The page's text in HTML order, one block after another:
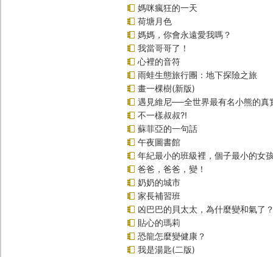
媽咪瘋狂的一天
荷塘月色
媽媽，你會永遠愛我嗎？
我當哥哥了！
心裡的音符
雨蛙生態旅行團：地下探險之旅
畫一棵樹(新版)
遇見維尼──全世界最有名小熊的真
不一樣叔叔?!
蘇菲亞的一句話
午夜圖書館
年紀最小的班級裡，個子最小的女
爸爸，爸爸，變！
奶奶的城市
家長補習班
凶巴巴的貝太太，為什麼變和氣了
貼心的瑪莉
恐龍怎麼變健康？
我是湯匙(二版)